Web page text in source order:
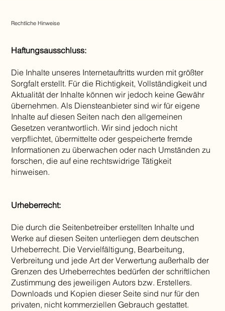
Rechtliche Hinweise
Haftungsausschluss:
Die Inhalte unseres Internetauftritts wurden mit größter
Sorgfalt erstellt. Für die Richtigkeit, Vollständigkeit und
Aktualität der Inhalte können wir jedoch keine Gewähr
übernehmen. Als Diensteanbieter sind wir für eigene
Inhalte auf diesen Seiten nach den allgemeinen
Gesetzen verantwortlich. Wir sind jedoch nicht
verpflichtet, übermittelte oder gespeicherte fremde
Informationen zu überwachen oder nach Umständen zu
forschen, die auf eine rechtswidrige Tätigkeit
hinweisen.
Urheberrecht:
Die durch die Seitenbetreiber erstellten Inhalte und
Werke auf diesen Seiten unterliegen dem deutschen
Urheberrecht. Die Vervielfältigung, Bearbeitung,
Verbreitung und jede Art der Verwertung außerhalb der
Grenzen des Urheberrechtes bedürfen der schriftlichen
Zustimmung des jeweiligen Autors bzw. Erstellers.
Downloads und Kopien dieser Seite sind nur für den
privaten, nicht kommerziellen Gebrauch gestattet.